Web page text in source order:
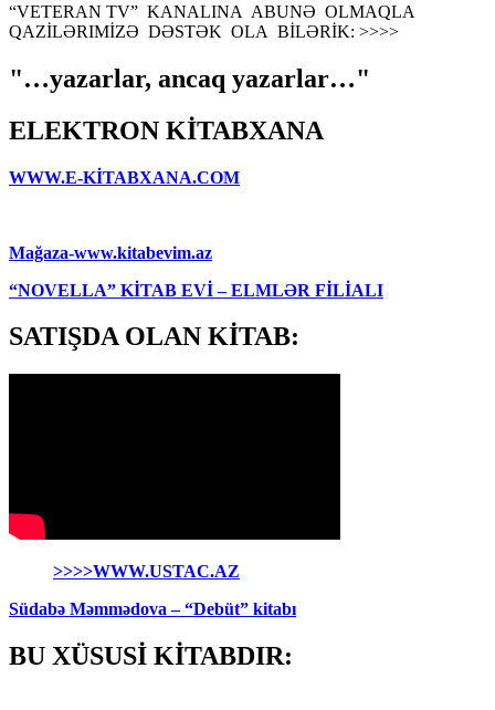
“VETERAN TV” KANALINA ABUNƏ OLMAQLA
QAZİLƏRIMİZƏ DƏSTƏK OLA BİLƏRİK: >>>>
"…yazarlar, ancaq yazarlar…"
ELEKTRON KİTABXANA
WWW.E-KİTABXANA.COM
Mağaza-www.kitabevim.az
“NOVELLA” KİTAB EVİ – ELMLƏR FİLİALI
SATIŞDA OLAN KİTAB:
>>>>WWW.USTAC.AZ
Südabə Məmmədova – “Debüt” kitabı
BU XÜSUSİ KİTABDIR: